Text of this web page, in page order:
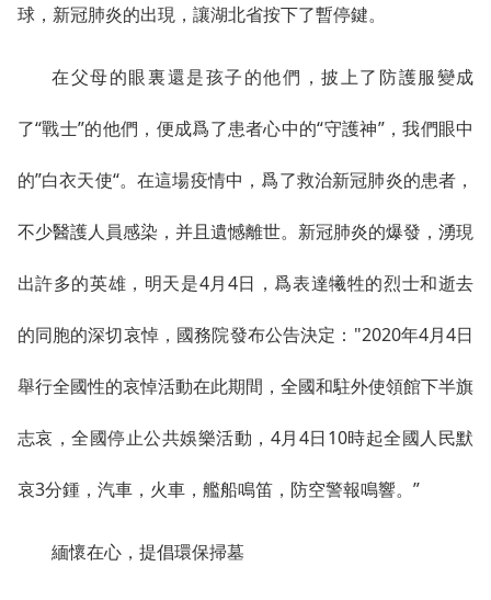
球，新冠肺炎的出現，讓湖北省按下了暫停鍵。
在父母的眼裏還是孩子的他們，披上了防護服變成
了“戰士”的他們，便成爲了患者心中的“守護神”，我們眼中
的”白衣天使“。在這場疫情中，爲了救治新冠肺炎的患者，
不少醫護人員感染，并且遺憾離世。新冠肺炎的爆發，湧現
出許多的英雄，明天是4月4日，爲表達犧牲的烈士和逝去
的同胞的深切哀悼，國務院發布公告決定："2020年4月4日
舉行全國性的哀悼活動在此期間，全國和駐外使領館下半旗
志哀，全國停止公共娛樂活動，4月4日10時起全國人民默
哀3分鍾，汽車，火車，艦船鳴笛，防空警報鳴響。”
緬懷在心，提倡環保掃墓